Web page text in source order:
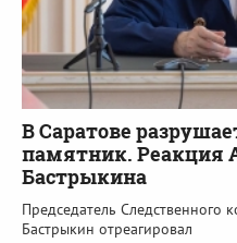
В Саратове
памятник. Реакция
Бастрыкина
Председатель Следственного
Бастрыкин отреагировал